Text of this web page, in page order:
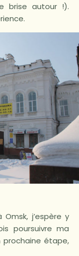
brise autour !).
j’espère y
poursuivre ma
prochaine étape,